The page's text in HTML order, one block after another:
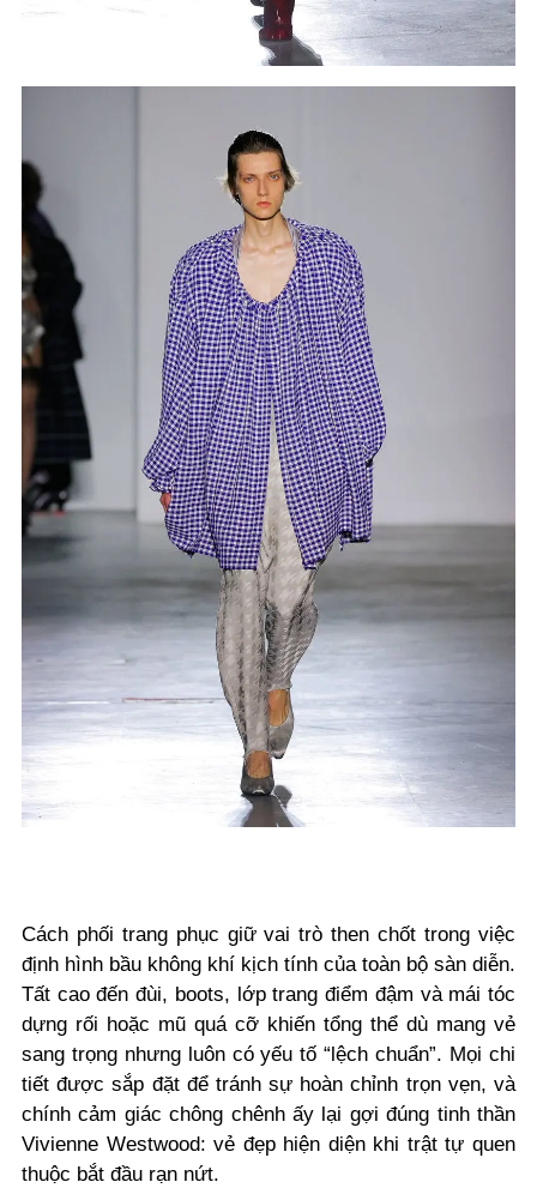
Cách phối trang phục giữ vai trò then chốt trong việc
định hình bầu không khí kịch tính của toàn bộ sàn diễn.
Tất cao đến đùi, boots, lớp trang điểm đậm và mái tóc
dựng rối hoặc mũ quá cỡ khiến tổng thể dù mang vẻ
sang trọng nhưng luôn có yếu tố “lệch chuẩn”. Mọi chi
tiết được sắp đặt để tránh sự hoàn chỉnh trọn vẹn, và
chính cảm giác chông chênh ấy lại gợi đúng tinh thần
Vivienne Westwood: vẻ đẹp hiện diện khi trật tự quen
thuộc bắt đầu rạn nứt.